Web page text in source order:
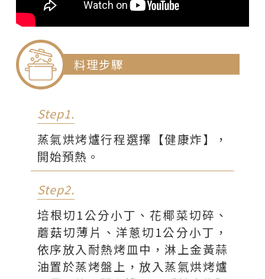
*綜合義大利香草粉
*香蒜粒
料理步驟
Step1.
蒸氣烘烤爐行程選擇【健康炸】，
開始預熱。
Step2.
培根切1公分小丁、花椰菜切碎、
蘑菇切薄片、洋蔥切1公分小丁，
依序放入耐熱烤皿中，淋上金黃蒜
油置於蒸烤盤上，放入蒸氣烘烤爐